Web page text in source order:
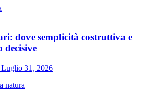
dove semplicità costruttiva e
decisive
Luglio 31, 2026